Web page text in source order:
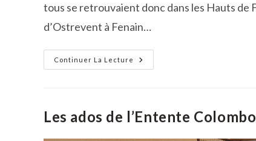
tous se retrouvaient donc dans les Hauts
d’Ostrevent à Fenain…
Continuer La Lecture
Quand
Quatre
Les ados de l’Entente